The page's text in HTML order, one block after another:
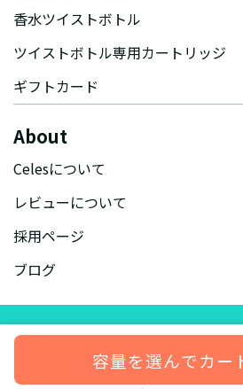
容量を選んでカー
香水ツイストボトル
ツイストボトル専用カートリッジ
ギフトカード
About
Celesについて
レビューについて
採用ページ
ブログ
会社概要特定商取引法に基づく表記会員